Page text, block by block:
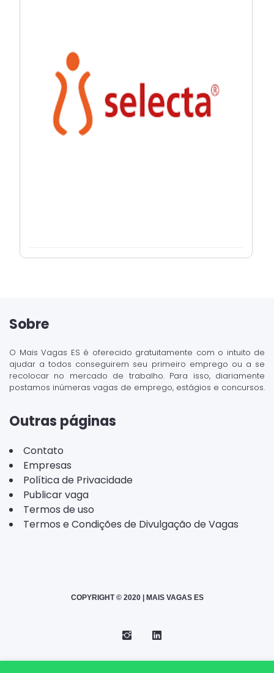
Sobre
O Mais Vagas ES é oferecido gratuitamente com o intuito de
ajudar a todos conseguirem seu primeiro emprego ou a se
recolocar no mercado de trabalho. Para isso, diariamente
postamos inúmeras vagas de emprego, estágios e concursos.
Outras páginas
Contato
Empresas
Política de Privacidade
Publicar vaga
Termos de uso
Termos e Condições de Divulgação de Vagas
COPYRIGHT © 2020 | MAIS VAGAS ES
Instagram
Telegram
LinkedIn